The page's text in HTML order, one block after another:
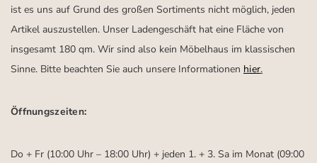
ist es uns auf Grund des großen Sortiments nicht möglich, jeden
Artikel auszustellen. Unser Ladengeschäft hat eine Fläche von
insgesamt 180 qm. Wir sind also kein Möbelhaus im klassischen
Sinne. Bitte beachten Sie auch unsere Informationen hier.
Öffnungszeiten:
Do + Fr (10:00 Uhr – 18:00 Uhr) + jeden 1. + 3. Sa im Monat (09:00